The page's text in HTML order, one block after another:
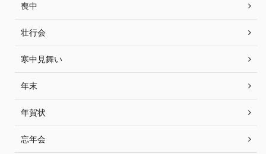
喪中
壮行会
寒中見舞い
年末
年賀状
忘年会